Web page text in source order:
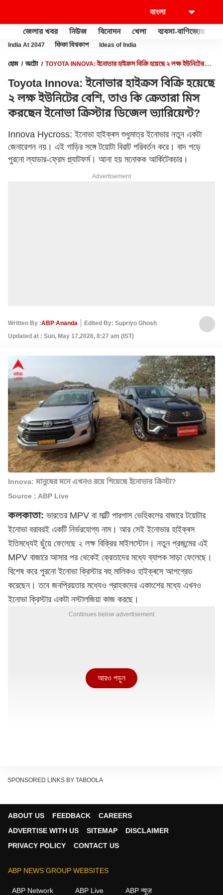
জেলার খবর নিউজ বিনোদন খেলা ব্যবসা-বাণিজ্যের
India At 2047 ফিফা বিশ্বকাপ Ideas of India
হোম অটো
TOYOTA INNOVA: ইনোভার হাইক্রস বিক্রি হয়েছে ২ লক্ষ ইউনিটের
Toyota Innova: ইনোভার হাইক্রস বিক্রি হয়েছে
২ লক্ষ ইউনিটের বেশি, তাও কি ক্রেতারা মিস
করছেন ইনোভা ক্রিস্টার ডিজেল ভ্যারিয়েন্ট?
Innova Hycross: ইনোভা হাইক্ৰস শুধুমাত্র ইনোভার নতুন একটা
জেনারেশন নয়। এই গাড়ির সঙ্গে টয়োটা বিরাট পরিবর্তন করে। বাদ পড়ে
পুরনো ল্যাডার-ফ্রেম প্ল্যাটফর্ম। আনা হয় মনোকক আর্কিটেকচার।
Advertisement
Written By :ABP Ananda
Edited By: Supriyo Ghosh
Updated at : Sun, May 17,2026, 8:27 am (IST)
Innova: মানুষের মনে এখনও রয়ে গিয়েছে ইনোভার ক্রিস্টা?
Source : ABP Live
কলকাতা: ভারতের MPV বা মাল্টি পারপাস ভেহিকলের বাজারে টয়োটার
ইনোভা বরাবরই একটি নির্ভরযোগ্য নাম। আর সেই ইনোভার হাইক্ৰস
ইতিমধ্যেই ছুঁয়ে ফেলেছে ২ লক্ষ বিক্রির মাইলস্টোন। নতুন প্রজন্মের এই
MPV বাজারে আসার পর থেকেই ক্রেতাদের মধ্যে ব্যাপক সাড়া ফেলেছে।
বিশেষ করে পুরনো ইনোভা ক্রিস্টার বহু মালিকও হাইক্ৰসে আপগ্রেড
করেছেন। তবে জনপ্রিয়তার মধ্যেও গ্রাহকদের একাংশের মধ্যে এখনও
ইনোভা ক্রিস্টার একটা নস্টালজিয়া কাজ করছে।
Continues below advertisement
ইনোভা হাইক্ৰস শুধুমাত্র ইনোভার নতুন একটা জেনারেশন নয়। এই গাড়ির
সঙ্গে টয়োটা বিরাট পরিবর্তন করে। বাদ পড়ে পুরনো ল্যাডার-ফ্রেম প্ল্যাটফর্ম।
আরও পড়ুন
SPONSORED LINKS BY TABOOLA
ABOUT US FEEDBACK
CAREERS
ADVERTISE WITH US
SITEMAP
DISCLAIMER
PRIVACY POLICY
CONTACT US
ABP NEWS GROUP WEBSITES
ABP Network ABP Live ABP न्यूज़